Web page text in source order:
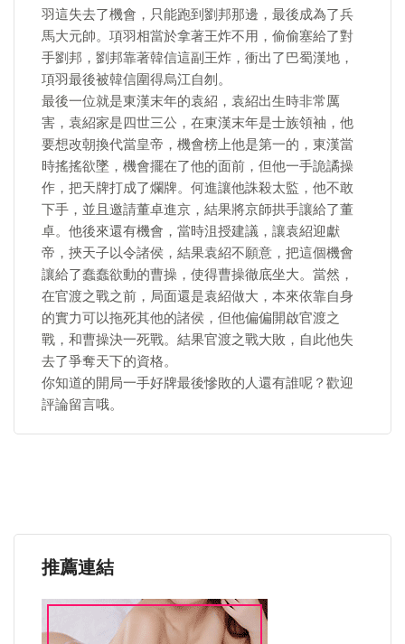
羽這失去了機會，只能跑到劉邦那邊，最後成為了兵
馬大元帥。項羽相當於拿著王炸不用，偷偷塞給了對
手劉邦，劉邦靠著韓信這副王炸，衝出了巴蜀漢地，
項羽最後被韓信圍得烏江自刎。
最後一位就是東漢末年的袁紹，袁紹出生時非常厲
害，袁紹家是四世三公，在東漢末年是士族領袖，他
要想改朝換代當皇帝，機會榜上他是第一的，東漢當
時搖搖欲墜，機會擺在了他的面前，但他一手詭譎操
作，把天牌打成了爛牌。何進讓他誅殺太監，他不敢
下手，並且邀請董卓進京，結果將京師拱手讓給了董
卓。他後來還有機會，當時沮授建議，讓袁紹迎獻
帝，挾天子以令諸侯，結果袁紹不願意，把這個機會
讓給了蠢蠢欲動的曹操，使得曹操徹底坐大。當然，
在官渡之戰之前，局面還是袁紹做大，本來依靠自身
的實力可以拖死其他的諸侯，但他偏偏開啟官渡之
戰，和曹操決一死戰。結果官渡之戰大敗，自此他失
去了爭奪天下的資格。
你知道的開局一手好牌最後慘敗的人還有誰呢？歡迎
評論留言哦。
推薦連結